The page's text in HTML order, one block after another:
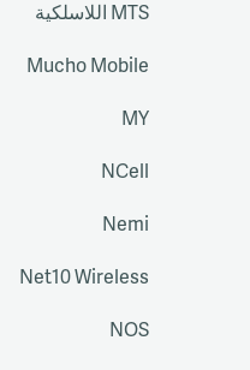
MTS اللاسلكية
Mucho Mobile
MY
NCell
Nemi
Net10 Wireless
NOS